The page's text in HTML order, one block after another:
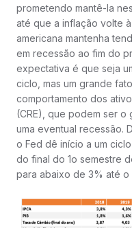
prometendo mantê-la
até que a inflação volte
americana mantenha
em recessão ao fim do
expectativa é que seja
ciclo, mas um grande
comportamento dos
(CRE), que podem ser
uma eventual recessão.
o Fed dê início a um
do final do 1o semestre
para abaixo de 3% até o